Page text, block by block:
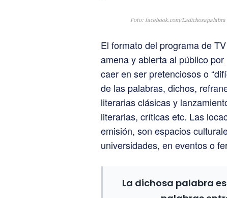
Foto: facebook.com/Ladichosapalabra
El formato del programa de
amena y abierta al público
caer en ser pretenciosos o
de las palabras, dichos,
literarias clásicas y
literarias, críticas etc. Las
emisión, son espacios
universidades, en eventos o
La dichosa palabra